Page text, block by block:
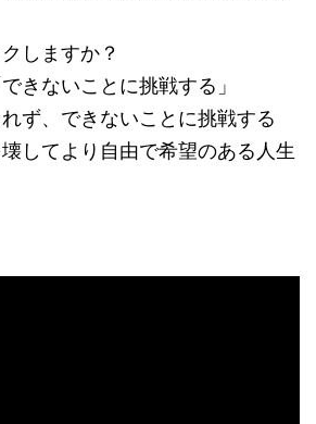
しますか？
できないことに挑戦する」
ず、できないことに挑戦する
してより自由で希望のある人生